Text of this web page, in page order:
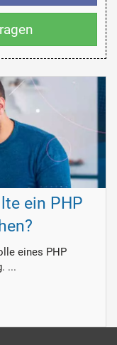
ein PHP
eines PHP
...